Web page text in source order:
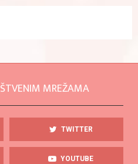
MREŽAMA
TWITTER
YOUTUBE